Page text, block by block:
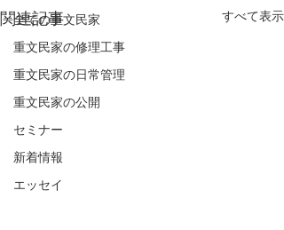
全ての重文民家
重文民家の修理工事
重文民家の日常管理
重文民家の公開
セミナー
新着情報
エッセイ
関連記事 すべて表示